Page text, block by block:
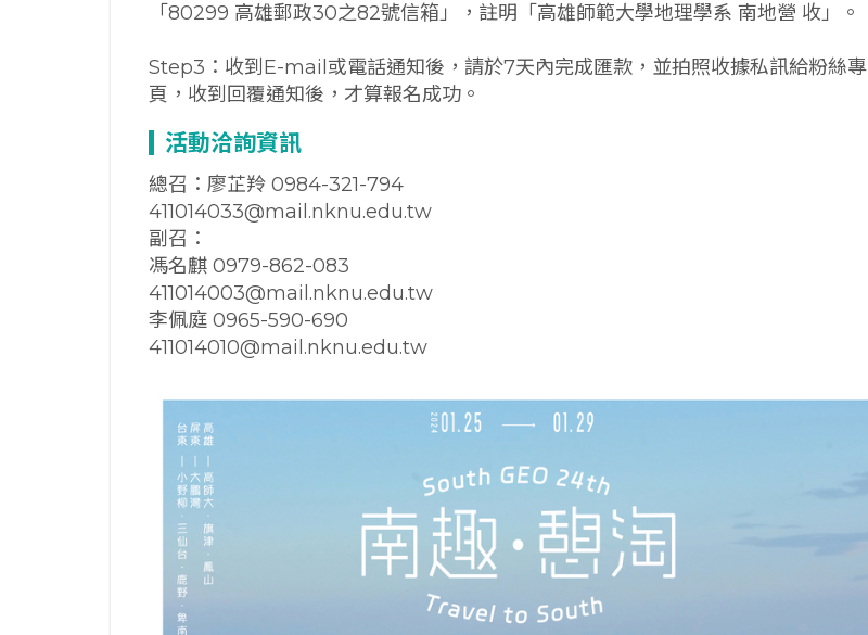
「80299 高雄郵政30之82號信箱」，註明「高雄師範大學地理學系 南地營 收」。
Step3：收到E-mail或電話通知後，請於7天內完成匯款，並拍照收據私訊給粉絲專
頁，收到回覆通知後，才算報名成功。
活動洽詢資訊
總召：廖芷羚 0984-321-794
411014033@mail.nknu.edu.tw
副召：
馮名麒 0979-862-083
411014003@mail.nknu.edu.tw
李佩庭 0965-590-690
411014010@mail.nknu.edu.tw